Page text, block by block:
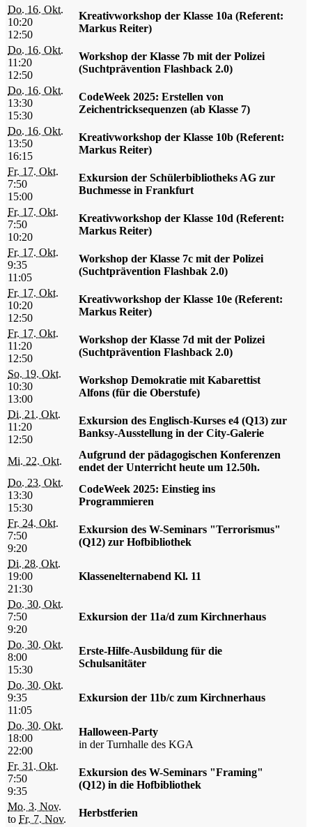
Do. 16. Okt.
10:20
12:50
Kreativworkshop der Klasse 10a (Referent:
Markus Reiter)
Do. 16. Okt.
11:20
12:50
Workshop der Klasse 7b mit der Polizei
(Suchtprävention Flashback 2.0)
Do. 16. Okt.
13:30
15:30
CodeWeek 2025: Erstellen von
Zeichentricksequenzen (ab Klasse 7)
Do. 16. Okt.
13:50
16:15
Kreativworkshop der Klasse 10b (Referent:
Markus Reiter)
Fr. 17. Okt.
7:50
15:00
Exkursion der Schülerbibliotheks AG zur
Buchmesse in Frankfurt
Fr. 17. Okt.
7:50
10:20
Kreativworkshop der Klasse 10d (Referent:
Markus Reiter)
Fr. 17. Okt.
9:35
11:05
Workshop der Klasse 7c mit der Polizei
(Suchtprävention Flashbak 2.0)
Fr. 17. Okt.
10:20
12:50
Kreativworkshop der Klasse 10e (Referent:
Markus Reiter)
Fr. 17. Okt.
11:20
12:50
Workshop der Klasse 7d mit der Polizei
(Suchtprävention Flashback 2.0)
So. 19. Okt.
10:30
13:00
Workshop Demokratie mit Kabarettist
Alfons (für die Oberstufe)
Di. 21. Okt.
11:20
12:50
Exkursion des Englisch-Kurses e4 (Q13) zur
Banksy-Ausstellung in der City-Galerie
Mi. 22. Okt.
Aufgrund der pädagogischen Konferenzen
endet der Unterricht heute um 12.50h.
Do. 23. Okt.
13:30
15:30
CodeWeek 2025: Einstieg ins
Programmieren
Fr. 24. Okt.
7:50
9:20
Exkursion des W-Seminars "Terrorismus"
(Q12) zur Hofbibliothek
Di. 28. Okt.
19:00
21:30
Klassenelternabend Kl. 11
Do. 30. Okt.
7:50
9:20
Exkursion der 11a/d zum Kirchnerhaus
Do. 30. Okt.
8:00
15:30
Erste-Hilfe-Ausbildung für die
Schulsanitäter
Do. 30. Okt.
9:35
11:05
Exkursion der 11b/c zum Kirchnerhaus
Do. 30. Okt.
18:00
22:00
Halloween-Party
in der Turnhalle des KGA
Fr. 31. Okt.
7:50
9:35
Exkursion des W-Seminars "Framing"
(Q12) in die Hofbibliothek
Mo. 3. Nov.
to Fr. 7. Nov.
Herbstferien